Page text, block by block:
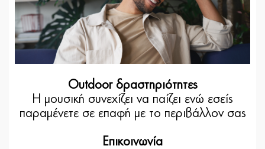
Outdoor δραστηριότητες
Η μουσική συνεχίζει να παίζει ενώ εσείς
παραμένετε σε επαφή με το περιβάλλον σας
Επικοινωνία